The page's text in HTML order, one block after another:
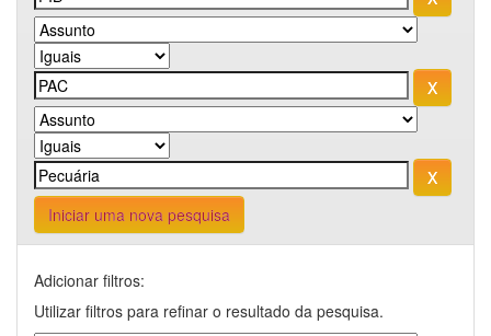
Iniciar uma nova pesquisa
Adicionar filtros:
Utilizar filtros para refinar o resultado da pesquisa.